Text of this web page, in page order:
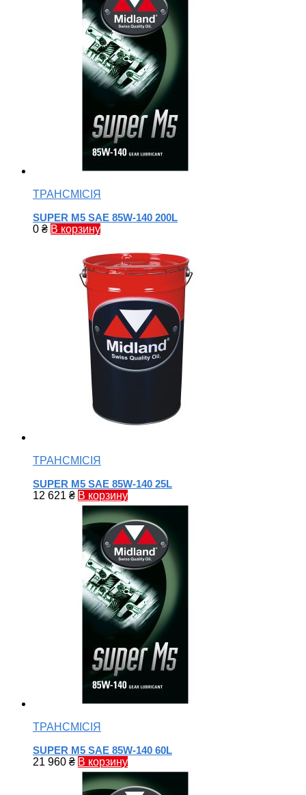
ТРАНСМІСІЯ
SUPER M5 SAE 85W-140 200L
0 ₴ В корзину
ТРАНСМІСІЯ
SUPER M5 SAE 85W-140 25L
12 621 ₴ В корзину
ТРАНСМІСІЯ
SUPER M5 SAE 85W-140 60L
21 960 ₴ В корзину